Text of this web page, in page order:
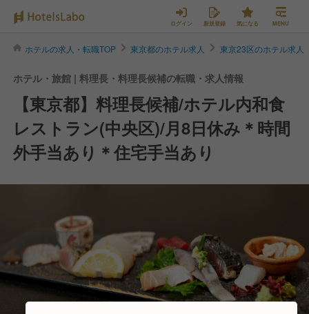
ログイン 新規登録 気になる MENU
ホテルの求人・転職TOP 東京都のホテル求人 東京23区のホテル求人
ホテル・旅館 | 料理長・料理長候補の転職・求人情報
【東京都】料理長候補/ホテル内和食
レストラン(中央区)/月8日休み＊時間
外手当あり＊住宅手当あり